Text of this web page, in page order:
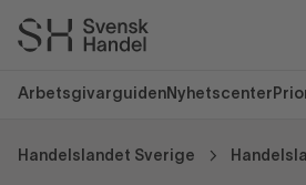
Arbetsgivarguiden Nyhetscenter
Handelslandet Sverige